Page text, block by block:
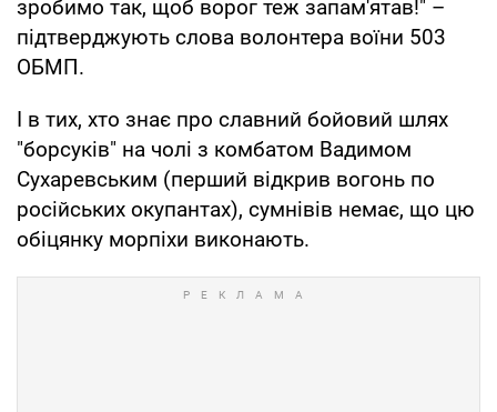
зробимо так, щоб ворог теж запам'ятав!" –
підтверджують слова волонтера воїни 503
ОБМП.
І в тих, хто знає про славний бойовий шлях
"борсуків" на чолі з комбатом Вадимом
Сухаревським (перший відкрив вогонь по
російських окупантах), сумнівів немає, що цю
обіцянку морпіхи виконають.